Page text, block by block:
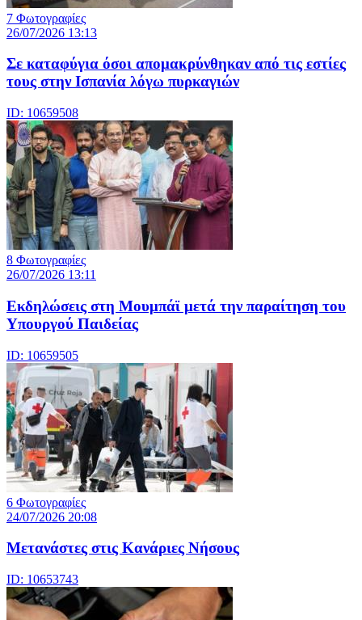
7 Φωτογραφίες
26/07/2026 13:13
Σε καταφύγια όσοι απομακρύνθηκαν από τις εστίες
τους στην Ισπανία λόγω πυρκαγιών
ID: 10659508
8 Φωτογραφίες
26/07/2026 13:11
Eκδηλώσεις στη Μουμπάϊ μετά την παραίτηση του
Υπουργού Παιδείας
ID: 10659505
6 Φωτογραφίες
24/07/2026 20:08
Μετανάστες στις Κανάριες Νήσους
ID: 10653743